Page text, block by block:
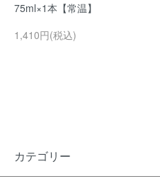
75ml×1本【常温】
1,410円(税込)
カテゴリー